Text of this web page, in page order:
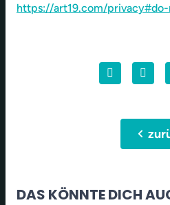
https://art19.com/
chevron_left
DAS KÖNNTE DICH